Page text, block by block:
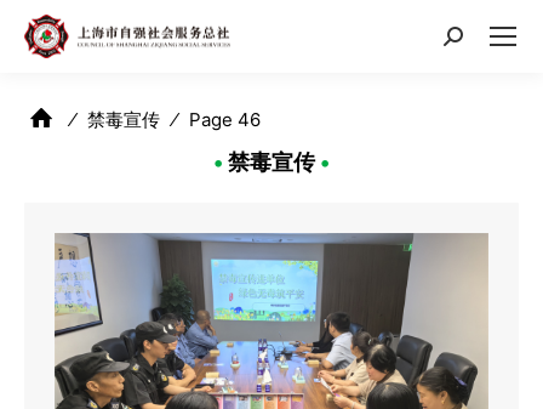
搜
⁄ 禁毒宣传 ⁄ Page 46
• 禁毒宣传•